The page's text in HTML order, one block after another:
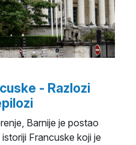
- Razlozi
Barnije je postao
Francuske koji je